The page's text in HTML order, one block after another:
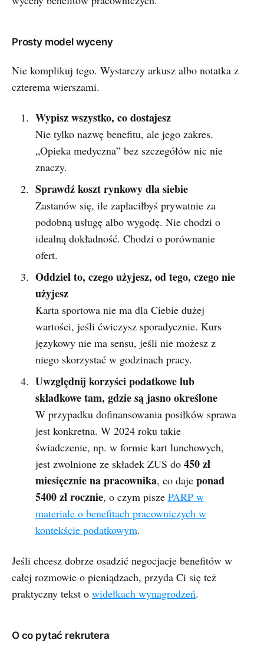
Prosty model wyceny
Nie komplikuj tego. Wystarczy arkusz albo notatka z
czterema wierszami.
Wypisz wszystko, co dostajesz
Nie tylko nazwę benefitu, ale jego zakres.
„Opieka medyczna” bez szczegółów nic nie
znaczy.
Sprawdź koszt rynkowy dla siebie
Zastanów się, ile zapłaciłbyś prywatnie za
podobną usługę albo wygodę. Nie chodzi o
idealną dokładność. Chodzi o porównanie
ofert.
Oddziel to, czego użyjesz, od tego, czego nie
użyjesz
Karta sportowa nie ma dla Ciebie dużej
wartości, jeśli ćwiczysz sporadycznie. Kurs
językowy nie ma sensu, jeśli nie możesz z
niego skorzystać w godzinach pracy.
Uwzględnij korzyści podatkowe lub
składkowe tam, gdzie są jasno określone
W przypadku dofinansowania posiłków sprawa
jest konkretna. W 2024 roku takie
świadczenie, np. w formie kart lunchowych,
jest zwolnione ze składek ZUS do 450 zł
miesięcznie na pracownika, co daje ponad
5400 zł rocznie, o czym pisze PARP w
materiale o benefitach pracowniczych w
kontekście podatkowym.
Jeśli chcesz dobrze osadzić negocjacje benefitów w
całej rozmowie o pieniądzach, przyda Ci się też
praktyczny tekst o widełkach wynagrodzeń.
O co pytać rekrutera